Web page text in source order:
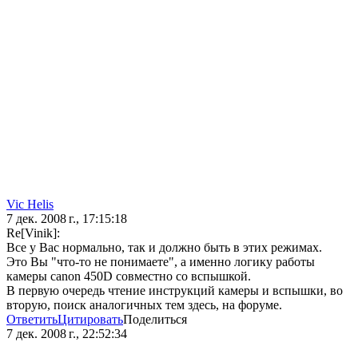
Vic Hеlis
7 дек. 2008 г., 17:15:18
Re[Vinik]:
Все у Вас нормально, так и должно быть в этих режимах.
Это Вы "что-то не понимаете", а именно логику работы
камеры canon 450D совместно со вспышкой.
В первую очередь чтение инструкций камеры и вспышки, во
вторую, поиск аналогичных тем здесь, на форуме.
ОтветитьЦитироватьПоделиться
7 дек. 2008 г., 22:52:34